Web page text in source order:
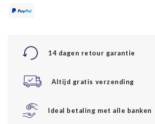
14 dagen retour garantie
Altijd gratis verzending
Ideal betaling met alle banken